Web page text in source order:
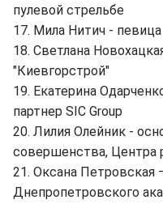
пулевой стрельбе
17. Мила Нитич - певица
18. Светлана
"Киевгорстрой"
19. Екатерина
партнер SIC Group
20. Лилия Олейник -
совершенства, Центра
21. Оксана Петровская
Днепропетровского